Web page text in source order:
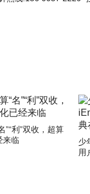
”“利”双收，超算
来临
少
用